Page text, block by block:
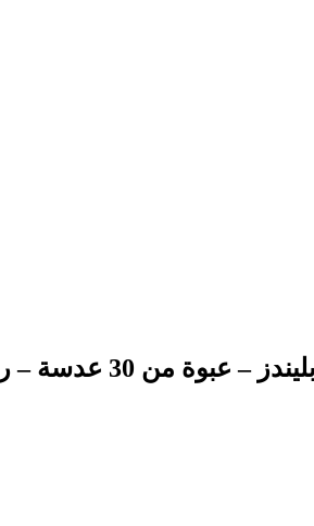
من 30 عدسة – رمادي